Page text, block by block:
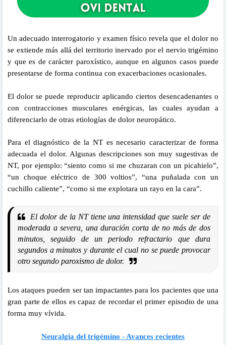
Un adecuado interrogatorio y examen físico revela que el dolor no
se extiende más allá del territorio inervado por el nervio trigémino
y que es de carácter paroxístico, aunque en algunos casos puede
presentarse de forma continua con exacerbaciones ocasionales.
El dolor se puede reproducir aplicando ciertos desencadenantes o
con contracciones musculares enérgicas, las cuales ayudan a
diferenciarlo de otras etiologías de dolor neuropático.
Para el diagnóstico de la NT es necesario caracterizar de forma
adecuada el dolor. Algunas descripciones son muy sugestivas de
NT, por ejemplo: “siento como si me chuzaran con un picahielo”,
“un choque eléctrico de 300 voltios”, “una puñalada con un
cuchillo caliente”, “como si me explotara un rayo en la cara”.
El dolor de la NT tiene una intensidad que suele ser de
moderada a severa, una duración corta de no más de dos
minutos, seguido de un periodo refractario que dura
segundos a minutos y durante el cual no se puede provocar
otro segundo paroxismo de dolor.
Los ataques pueden ser tan impactantes para los pacientes que una
gran parte de ellos es capaz de recordar el primer episodio de una
forma muy vívida.
Neuralgia del trigémino - Avances recientes